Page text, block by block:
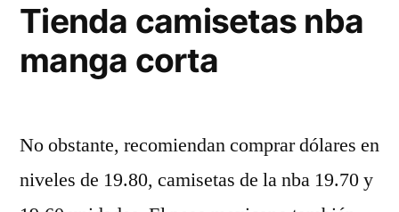
Tienda camisetas nba
manga corta
No obstante, recomiendan comprar dólares en
niveles de 19.80, camisetas de la nba 19.70 y